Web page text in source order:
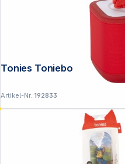
Artikel-Nr.:192833